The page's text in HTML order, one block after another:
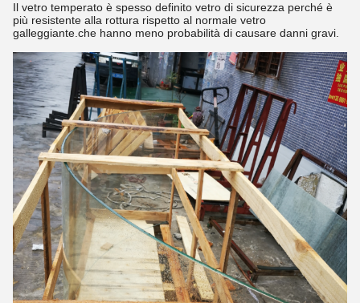
Il vetro temperato è spesso definito vetro di sicurezza perché è
più resistente alla rottura rispetto al normale vetro
galleggiante.che hanno meno probabilità di causare danni gravi.